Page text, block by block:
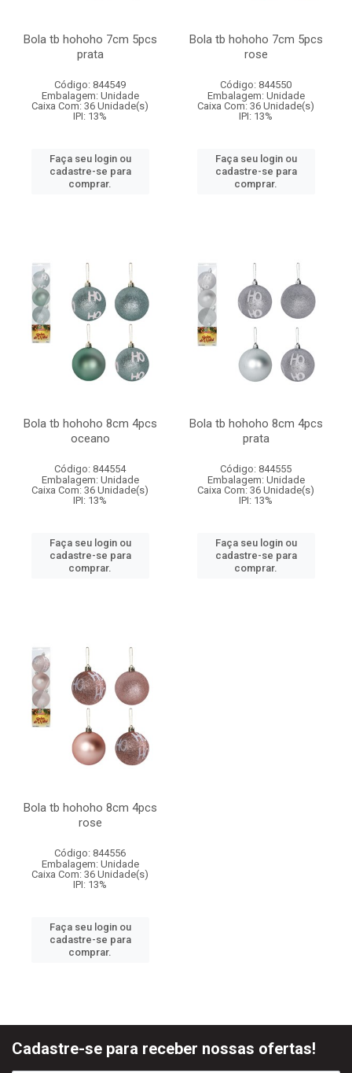
Bola tb hohoho 7cm 5pcs
prata
Código: 844549
Embalagem: Unidade
Caixa Com: 36 Unidade(s)
IPI: 13%
Faça seu login ou
cadastre-se para
comprar.
Bola tb hohoho 7cm 5pcs
rose
Código: 844550
Embalagem: Unidade
Caixa Com: 36 Unidade(s)
IPI: 13%
Faça seu login ou
cadastre-se para
comprar.
Bola tb hohoho 8cm 4pcs
oceano
Código: 844554
Embalagem: Unidade
Caixa Com: 36 Unidade(s)
IPI: 13%
Faça seu login ou
cadastre-se para
comprar.
Bola tb hohoho 8cm 4pcs
prata
Código: 844555
Embalagem: Unidade
Caixa Com: 36 Unidade(s)
IPI: 13%
Faça seu login ou
cadastre-se para
comprar.
Bola tb hohoho 8cm 4pcs
rose
Código: 844556
Embalagem: Unidade
Caixa Com: 36 Unidade(s)
IPI: 13%
Faça seu login ou
cadastre-se para
comprar.
Cadastre-se para receber nossas ofertas!